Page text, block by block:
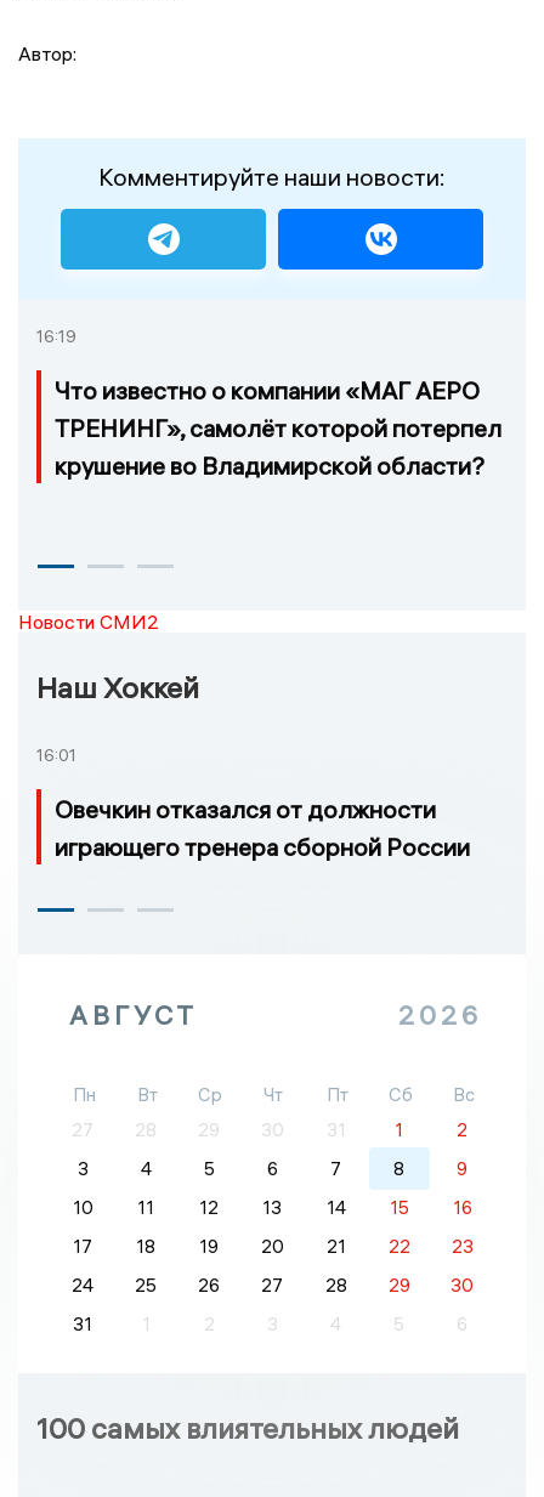
Автор:
Комментируйте наши новости:
16:19
Что известно о компании «МАГ АЕРО
ТРЕНИНГ», самолёт которой потерпел
крушение во Владимирской области?
Новости СМИ2
Наш Хоккей
16:01
Овечкин отказался от должности
играющего тренера сборной России
АВГУСТ 2026
Пн Вт Ср Чт Пт Сб
Вс
27
28 29 30 31 1
2
3
4 5 6 7 8
9
10
11 12 13 14 15
16
17
18 19 20 21 22
23
24
25 26 27 28 29
30
31
1 2 3 4 5 6
100 самых влиятельных людей